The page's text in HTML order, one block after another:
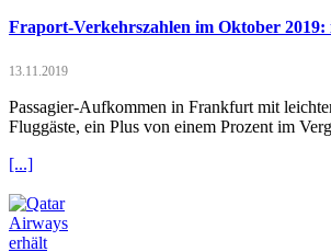
Fraport-Verkehrszahlen im Oktober 2019:
13.11.2019
Passagier-Aufkommen in Frankfurt mit
Fluggäste, ein Plus von einem Prozent im
[...]